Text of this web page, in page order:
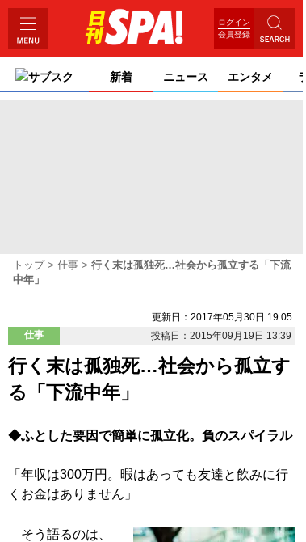
ログイン
会員登録
サブスク 新着 ニュース エンタメ
トップ 仕事
行く末は孤独死…社会から孤立する「下流
中年」
更新日：2017年05月30日 19:05
仕事
投稿日：2015年09月19日 13:39
行く末は孤独死…社会から孤立す
る「下流中年」
◆ふとした要因で簡単に孤立化。負のスパイラル
「年収は300万円。暇はあっても友達と飲みに行
くお金はありません」
そう語るのは、